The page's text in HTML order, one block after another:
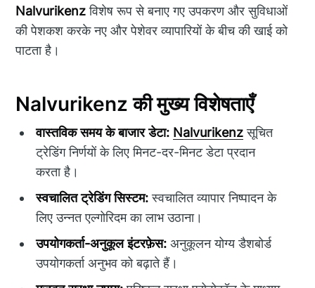
Nalvurikenzविशेष रूप से बनाए गए उपकरण और सुविधाओं
की पेशकश करके नए और पेशेवर व्यापारियों के बीच की खाई को
पाटता है।
Nalvurikenz की मुख्य विशेषताएँ
वास्तविक समय के बाजार डेटा: Nalvurikenzसूचित
ट्रेडिंग निर्णयों के लिए मिनट-दर-मिनट डेटा प्रदान
करता है।
स्वचालित ट्रेडिंग सिस्टम:स्वचालित व्यापार निष्पादन के
लिए उन्नत एल्गोरिदम का लाभ उठाना।
उपयोगकर्ता-अनुकूल इंटरफ़ेस: अनुकूलन योग्य डैशबोर्ड
उपयोगकर्ता अनुभव को बढ़ाते हैं।